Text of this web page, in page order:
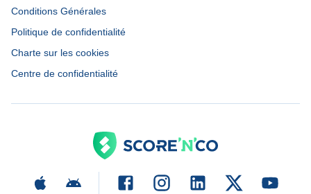
Conditions Générales
Politique de confidentialité
Charte sur les cookies
Centre de confidentialité